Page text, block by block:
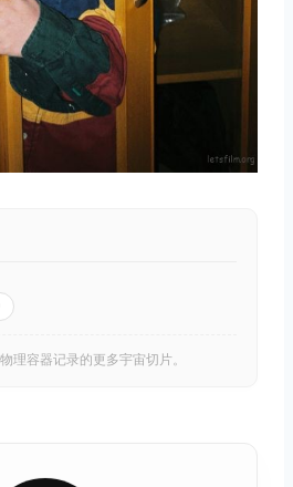
理容器记录的更多宇宙切片。